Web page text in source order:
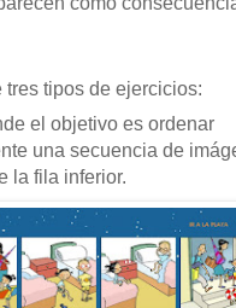
tres tipos de ejercicios:
el objetivo es ordenar
una secuencia de
la fila inferior.